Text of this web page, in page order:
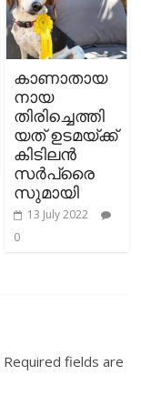
കാണാതായ
നായ
തിരിച്ചെത്തി
യത് ഉടമയ്ക്ക്
കിടിലന്‍
സര്‍പ്രൈ
സുമായി
13 July 2022
0
Required fields are